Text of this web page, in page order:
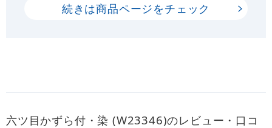
続きは商品ページをチェック
六ツ目かずら付・染 (W23346)のレビュー・口コ